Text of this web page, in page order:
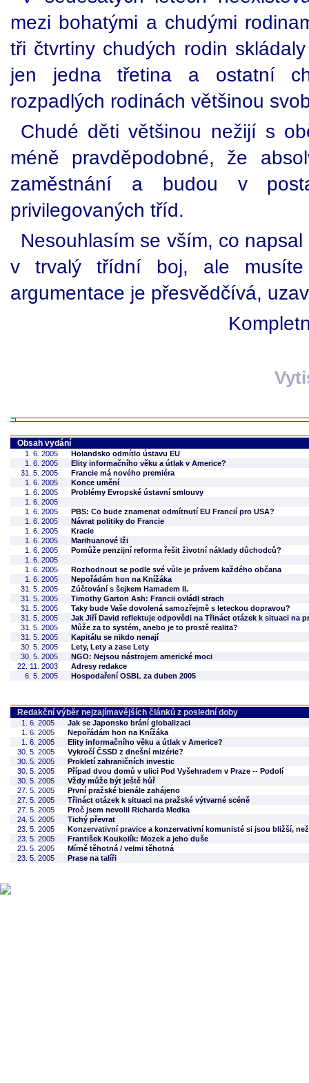
mezi bohatými a chudými
tři čtvrtiny chudých rodin
jen jedna třetina a ostatní
rozpadlých rodinách většinou
Chudé děti většinou nežijí s
méně pravděpodobné, že
zaměstnání a budou v
privilegovaných tříd.
Nesouhlasím se vším, co
v trvalý třídní boj, ale
argumentace je přesvědčívá,
Obsah vydání
1. 6. 2005
Holandsko odmítlo ústavu EU
1. 6. 2005
Elity informačního věku a útlak v Americe?
31. 5. 2005
Francie má nového premiéra
1. 6. 2005
Konce umění
1. 6. 2005
Problémy Evropské ústavní smlouvy
1. 6. 2005
1. 6. 2005
PBS: Co bude znamenat odmítnutí EU Francií pro USA?
1. 6. 2005
Návrat politiky do Francie
1. 6. 2005
Kracie
1. 6. 2005
Marihuanové lži
1. 6. 2005
Pomůže penzijní reforma řešit životní náklady důchodců?
1. 6. 2005
1. 6. 2005
Rozhodnout se podle své vůle je právem každého občana
1. 6. 2005
Nepořádám hon na Knížáka
31. 5. 2005
Zúčtování s šejkem Hamadem II.
31. 5. 2005
Timothy Garton Ash: Francii ovládl strach
31. 5. 2005
Taky bude Vaše dovolená samozřejmě s leteckou dopravou?
31. 5. 2005
Jak Jiří David reflektuje odpovědi na Třináct otázek k situaci na
31. 5. 2005
Může za to systém, anebo je to prostě realita?
31. 5. 2005
Kapitálu se nikdo nenají
30. 5. 2005
Lety, Lety a zase Lety
30. 5. 2005
NGO: Nejsou nástrojem americké moci
22. 11. 2003
Adresy redakce
6. 5. 2005
Hospodaření OSBL za duben 2005
Redakční výběr nejzajímavějších článků z poslední doby
1. 6. 2005
Jak se Japonsko brání globalizaci
1. 6. 2005
Nepořádám hon na Knížáka
1. 6. 2005
Elity informačního věku a útlak v Americe?
30. 5. 2005
Vykročí ČSSD z dnešní mizérie?
30. 5. 2005
Prokletí zahraničních investic
30. 5. 2005
Případ dvou domů v ulici Pod Vyšehradem v Praze -- Podolí
30. 5. 2005
Vždy může být ještě hůř
27. 5. 2005
První pražské bienále zahájeno
27. 5. 2005
Třináct otázek k situaci na pražské výtvarné scéně
27. 5. 2005
Proč jsem nevolil Richarda Medka
24. 5. 2005
Tichý převrat
23. 5. 2005
Konzervativní pravice a konzervativní komunisté si jsou bližší,
23. 5. 2005
František Koukolík: Mozek a jeho duše
23. 5. 2005
Mírně těhotná / velmi těhotná
23. 5. 2005
Prase na talíři